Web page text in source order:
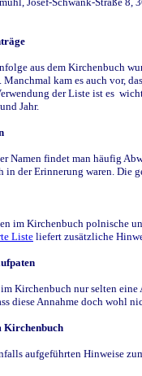
aus dem Kirchenbuch
Manchmal kam es auch vor,
der Liste ist es
Jahr.
Namen findet man häufig
in der Erinnerung waren. Die
im Kirchenbuch polnische
Liste liefert zusätzliche
Kirchenbuch nur selten
diese Annahme doch wohl
Kirchenbuch
aufgeführten Hinweise